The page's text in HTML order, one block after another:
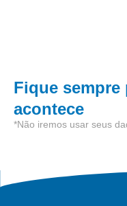
Fique
acontece
*Não iremos usar seus